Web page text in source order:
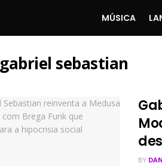
MÚSICA
gabriel sebastian
BY